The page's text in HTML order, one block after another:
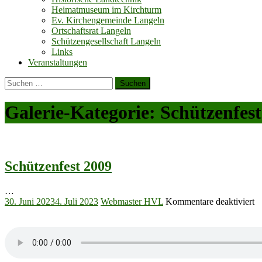
Heimatmuseum im Kirchturm
Ev. Kirchengemeinde Langeln
Ortschaftsrat Langeln
Schützengesellschaft Langeln
Links
Veranstaltungen
Suchen
nach:
Galerie-Kategorie: Schützenfest
Schützenfest 2009
…
Posted
30. Juni 20234. Juli 2023 Author
Webmaster HVL Kommentare deaktiviertfür